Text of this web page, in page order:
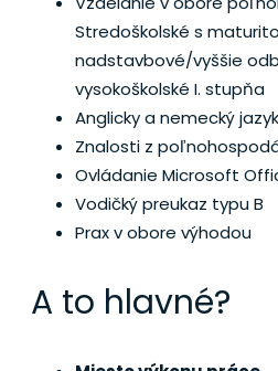
Stredoškolské s
nadstavbové/vyššie
vysokoškolské I. stupňa
Anglicky a nemecký
Znalosti z
Ovládanie Microsoft
Vodičký preukaz typu B
Prax v obore výhodou
A to hlavné?